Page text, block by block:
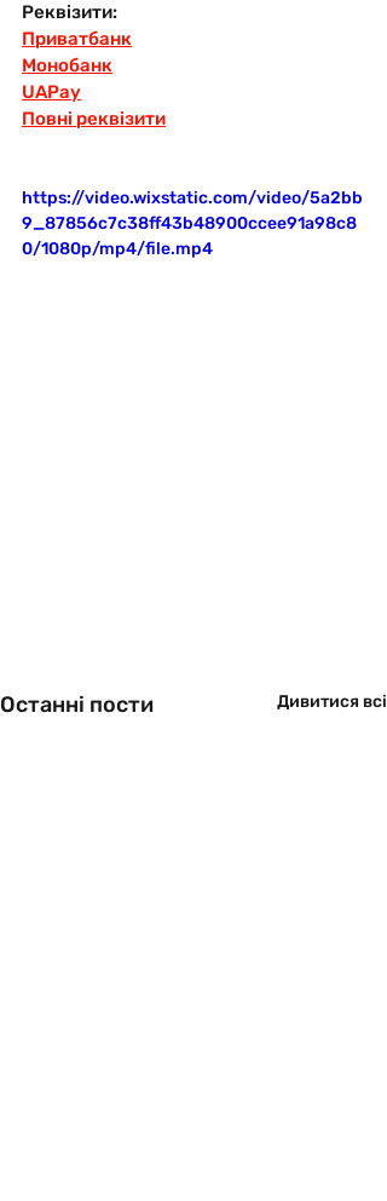
Реквізити:
Приватбанк
Монобанк
UAPay
Повні реквізити
https://video.wixstatic.com/video/5a2bb
9_87856c7c38ff43b48900ccee91a98c8
0/1080p/mp4/file.mp4
Останні пости Дивитися всі